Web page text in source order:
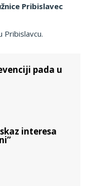
Pribislavec
Pribislavcu.
pada u
interesa